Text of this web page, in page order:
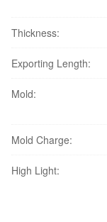
Thickness:
Exporting Length:
Mold:
Mold Charge:
High Light: